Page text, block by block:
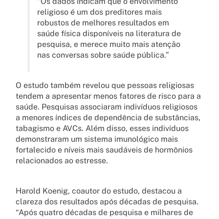
religioso é um dos preditores mais
robustos de melhores resultados em
saúde física disponíveis na literatura de
pesquisa, e merece muito mais atenção
nas conversas sobre saúde pública.”
O estudo também revelou que pessoas religiosas
tendem a apresentar menos fatores de risco para a
saúde. Pesquisas associaram indivíduos religiosos
a menores índices de dependência de substâncias,
tabagismo e AVCs. Além disso, esses indivíduos
demonstraram um sistema imunológico mais
fortalecido e níveis mais saudáveis de hormônios
relacionados ao estresse.
Harold Koenig, coautor do estudo, destacou a
clareza dos resultados após décadas de pesquisa.
“Após quatro décadas de pesquisa e milhares de